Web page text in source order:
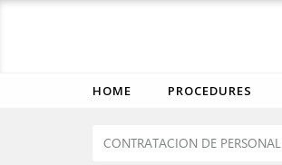
HOME PROCEDURES
CONTRATACION DE PERSONAL